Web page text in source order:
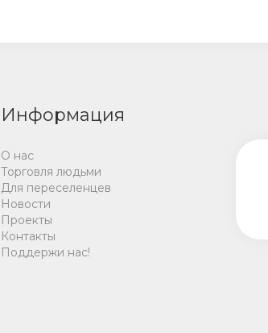
Информация
О нас
Торговля людьми
Для переселенцев
Новости
Проекты
Контакты
Поддержи нас!